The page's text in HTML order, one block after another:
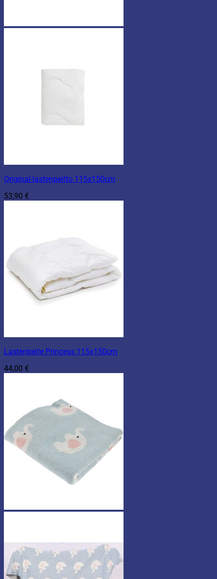
Original-lastenpeitto 115x150cm
53,90 €
Lastenpeite Princess 115x150cm
44,00 €